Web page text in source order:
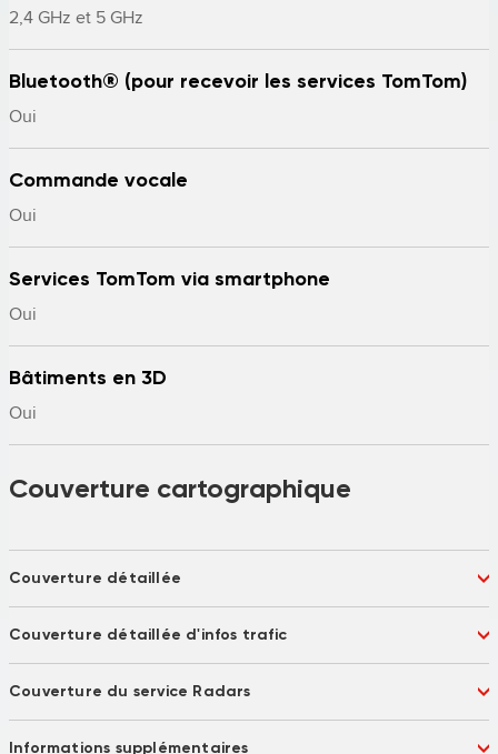
2,4 GHz et 5 GHz
Bluetooth® (pour recevoir les services TomTom)
Oui
Commande vocale
Oui
Services TomTom via smartphone
Oui
Bâtiments en 3D
Oui
Couverture cartographique
Couverture détaillée
Algérie 70 %
Allemagne
Andorre
Angola 42 %
Antigua-et-Barbuda
Arabie saoudite
Couverture détaillée d'infos trafic
Andorre
Arabie saoudite
Argentine
Australie
Autriche
Couverture du service Radars
Informations supplémentaires